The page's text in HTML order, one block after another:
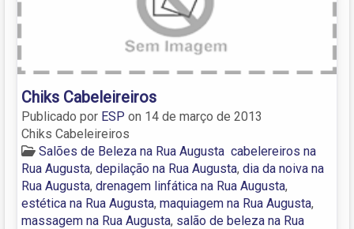
Chiks Cabeleireiros
Publicado por ESP on 14 de março de 2013
Chiks Cabeleireiros
Salões de Beleza na Rua Augusta cabelereiros na
Rua Augusta, depilação na Rua Augusta, dia da noiva na
Rua Augusta, drenagem linfática na Rua Augusta,
estética na Rua Augusta, maquiagem na Rua Augusta,
massagem na Rua Augusta, salão de beleza na Rua